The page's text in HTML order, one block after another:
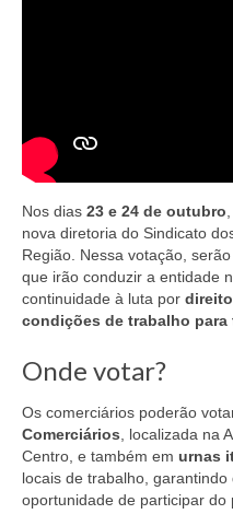
Nos dias 23 e 24 de outubro
nova diretoria do Sindicato
Região. Nessa votação,
que irão conduzir a entidade
continuidade à luta por
condições de trabalho para
Onde votar?
Os comerciários poderão
Comerciários, localizada na
Centro, e também em urnas
locais de trabalho,
oportunidade de participar do